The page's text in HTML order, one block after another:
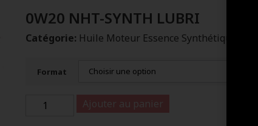
0W20 NHT-SYNTH LUBRI
Catégorie: Huile Moteur Essence Synthétique
Format
Ajouter au panier